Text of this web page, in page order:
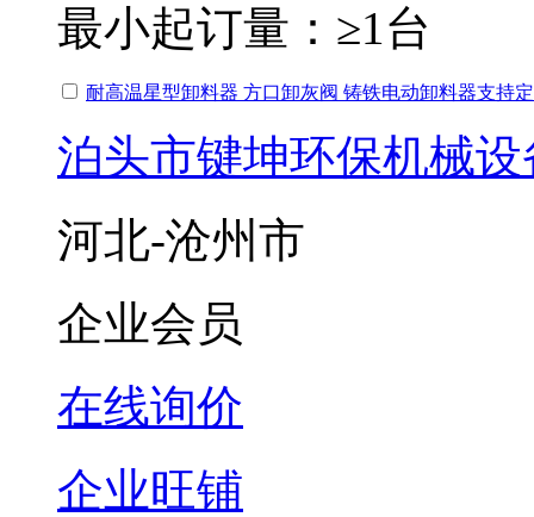
最小起订量： ≥1台
耐高温星型卸料器 方口卸灰阀 铸铁电动卸料器支持
泊头市键坤环保机械
河北-沧州市
企业会员
在线询价
企业旺铺